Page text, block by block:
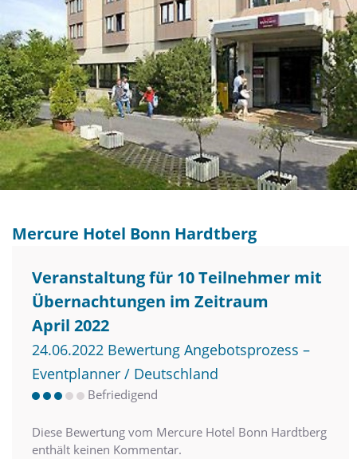
Mercure Hotel Bonn Hardtberg
Veranstaltung für 10 Teilnehmer mit
Übernachtungen im Zeitraum
April 2022
24.06.2022 Bewertung Angebotsprozess –
Eventplanner / Deutschland
Befriedigend
Diese Bewertung vom Mercure Hotel Bonn Hardtberg
enthält keinen Kommentar.